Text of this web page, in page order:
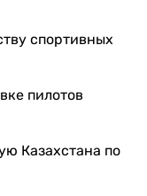
спортивных
пилотов
Казахстана по